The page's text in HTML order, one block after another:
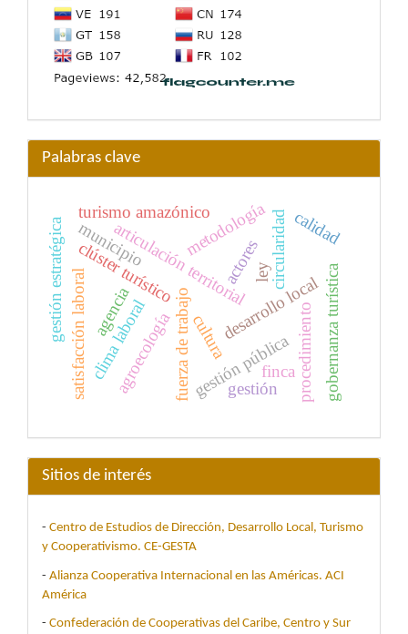
Palabras clave
desarrollo local
fuerza de trabajo gestión pública
articulación territorial
clúster turístico gobernanza turística
turismo amazónico
satisfacción laboral procedimiento
gestión
clima laboral
metodología
gestión estratégica
agroecología
actores
cultura
agencia
circularidad
municipio
ley
calidad
finca
Sitios de interés
- Centro de Estudios de Dirección, Desarrollo Local, Turismo
y Cooperativismo. CE-GESTA
- Alianza Cooperativa Internacional en las Américas. ACI
América
- Confederación de Cooperativas del Caribe, Centro y Sur